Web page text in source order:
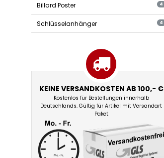
Billard Poster 4
Schlüsselanhänger 4
KEINE VERSANDKOSTEN AB 100,- €
Kostenlos für Bestellungen innerhalb
Deutschlands. Gültig für Artikel mit Versandart
Paket